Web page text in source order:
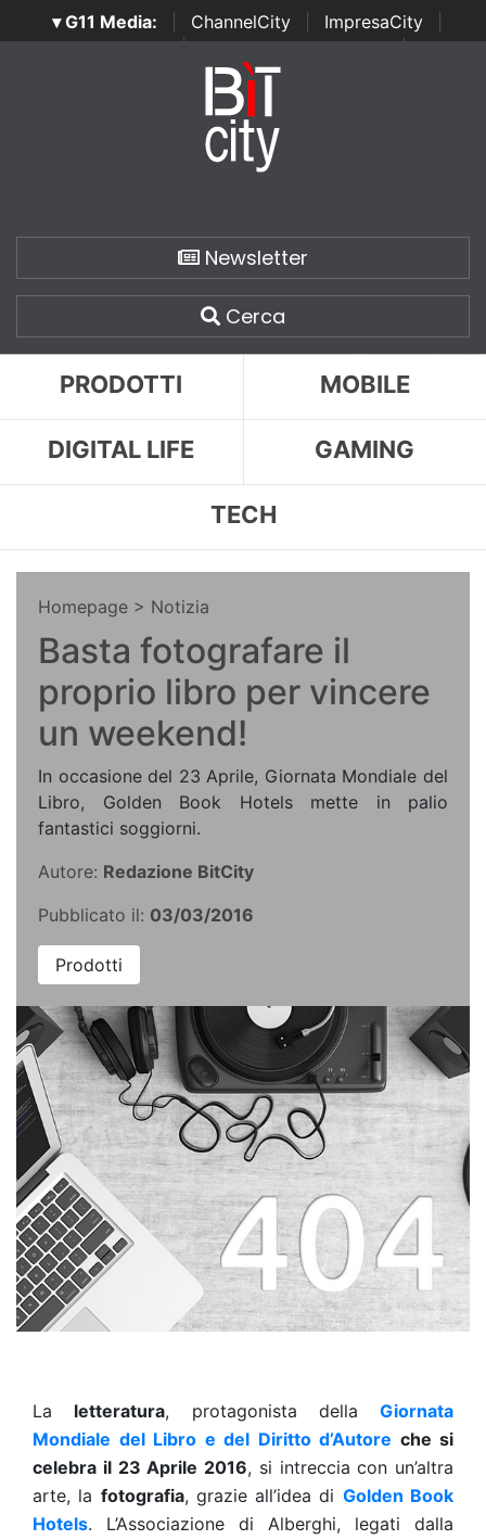
▾ G11 Media: ChannelCity ImpresaCity
SecurityOpenLab | Italian Channel Awards | Italian
Italian Security Awards
Newsletter
Cerca
PRODOTTI MOBILE
DIGITAL LIFE GAMING
TECH
Homepage > Notizia
Basta fotografare il
proprio libro per vincere
un weekend!
In occasione del 23 Aprile, Giornata Mondiale del
Libro, Golden Book Hotels mette in palio
fantastici soggiorni.
Autore: Redazione BitCity
Pubblicato il: 03/03/2016
Prodotti
La letteratura, protagonista della Giornata
Mondiale del Libro e del Diritto d’Autore che si
celebra il 23 Aprile 2016, si intreccia con un’altra
arte, la fotografia, grazie all’idea di Golden Book
Hotels. L’Associazione di Alberghi, legati dalla